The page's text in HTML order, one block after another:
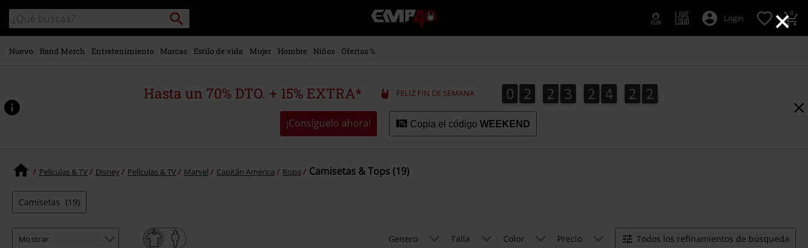
×
contenido
principal
Buscar
en
el
catálogo
Buscar
EMP
-
Música,
Merch
Ropa
Alternativa
Login 0
Nuevo Band Merch Entretenimiento Marcas Estilo de vida Mujer Hombre Niños Ofertas %
Hasta un 70% DTO. + 15% EXTRA* FELIZ FIN DE SEMANA 0
0 2
2 2
2 3
3 2
2 4
4 2
2 1
2
1
¡Consíguelo ahora! Copia el código WEEKEND
Películas & TV Disney Películas & TV Marvel Capitán América Ropa Camisetas & Tops (19)
Camisetas (19)
Genero Talla Color Precio Todos los refinamientos de búsqueda